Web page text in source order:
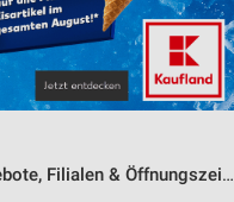
Filialen & Öffnungszeiten